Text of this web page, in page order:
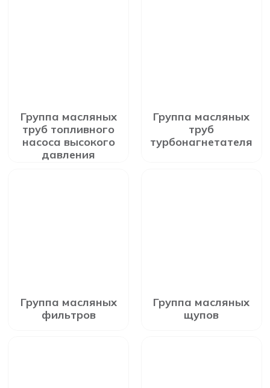
Группа масляных
труб топливного
насоса высокого
давления
Группа масляных
труб
турбонагнетателя
Группа масляных
фильтров
Группа масляных
щупов